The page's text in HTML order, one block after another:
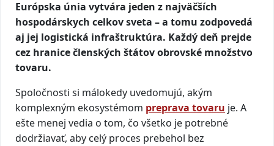
Európska únia vytvára jeden z najväčších
hospodárskych celkov sveta – a tomu zodpovedá
aj jej logistická infraštruktúra. Každý deň prejde
cez hranice členských štátov obrovské množstvo
tovaru.
Spoločnosti si málokedy uvedomujú, akým
komplexným ekosystémom preprava tovaru je. A
ešte menej vedia o tom, čo všetko je potrebné
dodržiavať, aby celý proces prebehol bez